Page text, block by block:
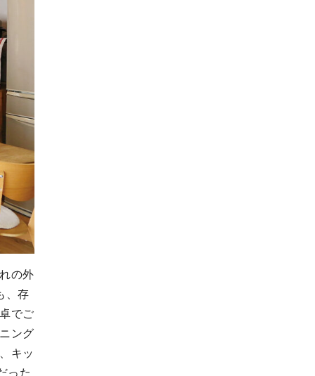
の外
、存
でご
ング
キッ
った